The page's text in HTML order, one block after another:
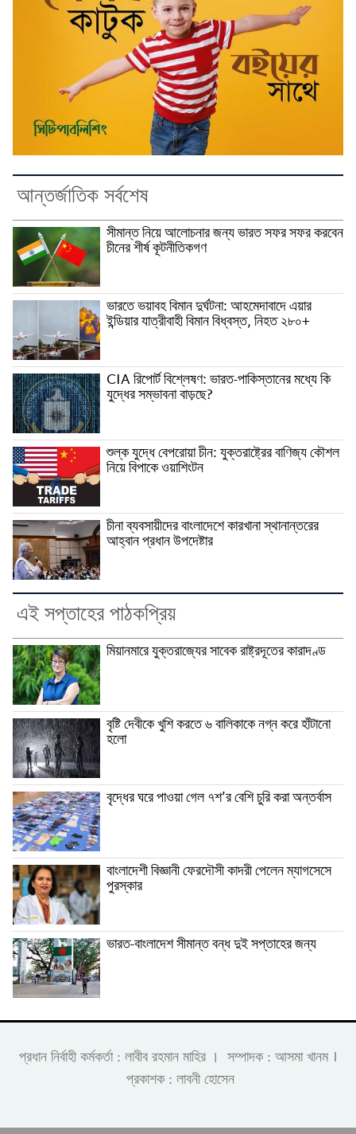
আন্তর্জাতিক সর্বশেষ
সীমান্ত নিয়ে আলোচনার জন্য ভারত সফর সফর করবেন
চীনের শীর্ষ কূটনীতিকগণ
ভারতে ভয়াবহ বিমান দুর্ঘটনা: আহমেদাবাদে এয়ার
ইন্ডিয়ার যাত্রীবাহী বিমান বিধ্বস্ত, নিহত ২৮০+
CIA রিপোর্ট বিশ্লেষণ: ভারত-পাকিস্তানের মধ্যে কি
যুদ্ধের সম্ভাবনা বাড়ছে?
শুল্ক যুদ্ধে বেপরোয়া চীন: যুক্তরাষ্ট্রের বাণিজ্য কৌশল
নিয়ে বিপাকে ওয়াশিংটন
চীনা ব্যবসায়ীদের বাংলাদেশে কারখানা স্থানান্তরের
আহ্বান প্রধান উপদেষ্টার
এই সপ্তাহের পাঠকপ্রিয়
মিয়ানমারে যুক্তরাজ্যের সাবেক রাষ্ট্রদূতের কারাদণ্ড
বৃষ্টি দেবীকে খুশি করতে ৬ বালিকাকে নগ্ন করে হাঁটানো
হলো
বৃদ্ধের ঘরে পাওয়া গেল ৭শ’র বেশি চুরি করা অন্তর্বাস
বাংলাদেশী বিজ্ঞানী ফেরদৌসী কাদরী পেলেন ম্যাগসেসে
পুরস্কার
ভারত-বাংলাদেশ সীমান্ত বন্ধ দুই সপ্তাহের জন্য
প্রধান নির্বাহী কর্মকর্তা : লাবীব রহমান মাহির । সম্পাদক : আসমা খানম ।
প্রকাশক : লাবনী হোসেন